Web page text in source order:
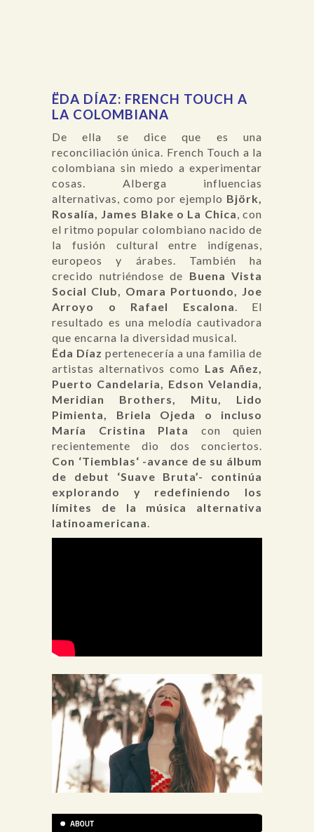
ËDA DÍAZ: FRENCH TOUCH A
LA COLOMBIANA
De ella se dice que es una
reconciliación única. French Touch a la
colombiana sin miedo a experimentar
cosas. Alberga influencias
alternativas, como por ejemplo Björk,
Rosalía, James Blake o La Chica, con
el ritmo popular colombiano nacido de
la fusión cultural entre indígenas,
europeos y árabes. También ha
crecido nutriéndose de Buena Vista
Social Club, Omara Portuondo, Joe
Arroyo o Rafael Escalona. El
resultado es una melodía cautivadora
que encarna la diversidad musical.
Ëda Díaz pertenecería a una familia de
artistas alternativos como Las Añez,
Puerto Candelaria, Edson Velandia,
Meridian Brothers, Mitu, Lido
Pimienta, Briela Ojeda o incluso
María Cristina Plata
con quien
recientemente dio dos conciertos.
Con ‘Tiemblas‘ -avance de su álbum
de debut ‘Suave Bruta’- continúa
explorando y redefiniendo los
límites de la música alternativa
latinoamericana.